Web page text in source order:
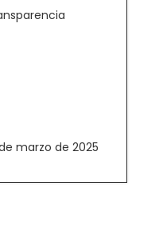
marzo de 2025